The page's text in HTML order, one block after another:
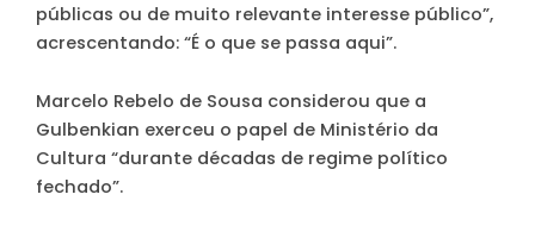
públicas ou de muito relevante interesse público”,
acrescentando: “É o que se passa aqui”.
Marcelo Rebelo de Sousa considerou que a
Gulbenkian exerceu o papel de Ministério da
Cultura “durante décadas de regime político
fechado”.